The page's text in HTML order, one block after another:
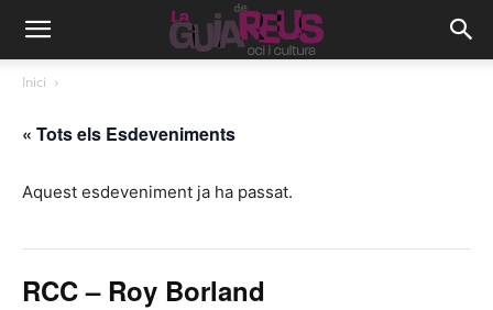
Inici
« Tots els Esdeveniments
Aquest esdeveniment ja ha passat.
RCC – Roy Borland